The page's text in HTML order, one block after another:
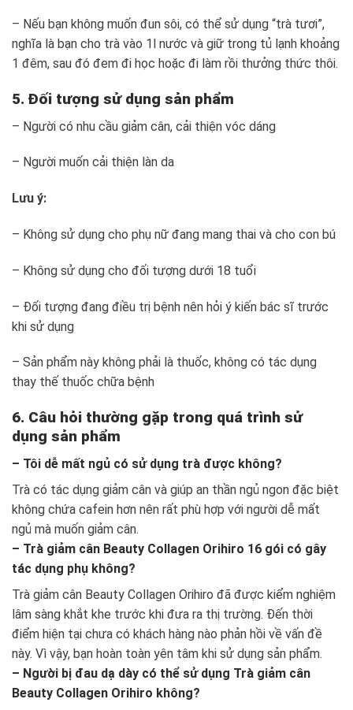
– Nếu bạn không muốn đun sôi, có thể sử dụng “trà tươi”,
nghĩa là bạn cho trà vào 1l nước và giữ trong tủ lạnh khoảng
1 đêm, sau đó đem đi học hoặc đi làm rồi thưởng thức thôi.
5. Đối tượng sử dụng sản phẩm
– Người có nhu cầu giảm cân, cải thiện vóc dáng
– Người muốn cải thiện làn da
Lưu ý:
– Không sử dụng cho phụ nữ đang mang thai và cho con bú
– Không sử dụng cho đối tượng dưới 18 tuổi
– Đối tượng đang điều trị bệnh nên hỏi ý kiến bác sĩ trước
khi sử dụng
– Sản phẩm này không phải là thuốc, không có tác dụng
thay thế thuốc chữa bệnh
6. Câu hỏi thường gặp trong quá trình sử
dụng sản phẩm
– Tôi dễ mất ngủ có sử dụng trà được không?
Trà có tác dụng giảm cân và giúp an thần ngủ ngon đặc biệt
không chứa cafein hơn nên rất phù hợp với người dễ mất
ngủ mà muốn giảm cân.
– Trà giảm cân Beauty Collagen Orihiro 16 gói có gây
tác dụng phụ không?
Trà giảm cân Beauty Collagen Orihiro đã được kiểm nghiệm
lâm sàng khắt khe trước khi đưa ra thị trường. Đến thời
điểm hiện tại chưa có khách hàng nào phản hồi về vấn đề
này. Vì vậy, bạn hoàn toàn yên tâm khi sử dụng sản phẩm.
– Người bị đau dạ dày có thể sử dụng Trà giảm cân
Beauty Collagen Orihiro không?